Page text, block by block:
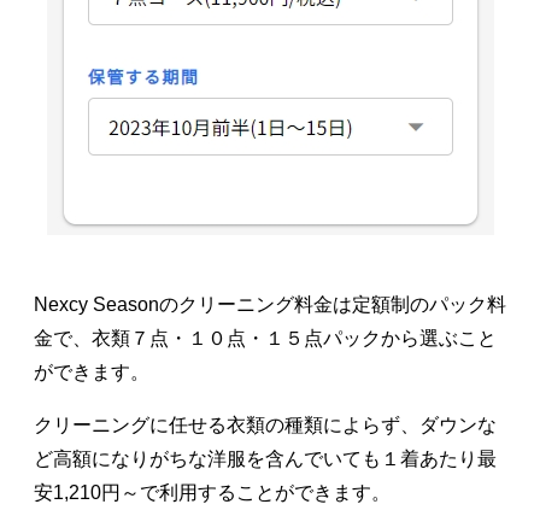
Nexcy Seasonのクリーニング料金は定額制のパック料
金で、衣類７点・１０点・１５点パックから選ぶこと
ができます。
クリーニングに任せる衣類の種類によらず、ダウンな
ど高額になりがちな洋服を含んでいても１着あたり最
安1,210円～で利用することができます。